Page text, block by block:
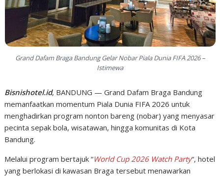
Grand Dafam Braga Bandung Gelar Nobar Piala Dunia FIFA 2026 –
Istimewa
Bisnishotel.id, BANDUNG — Grand Dafam Braga Bandung
memanfaatkan momentum Piala Dunia FIFA 2026 untuk
menghadirkan program nonton bareng (nobar) yang menyasar
pecinta sepak bola, wisatawan, hingga komunitas di Kota
Bandung.
Melalui program bertajuk “World Cup 2026 Watch Party“, hotel
yang berlokasi di kawasan Braga tersebut menawarkan